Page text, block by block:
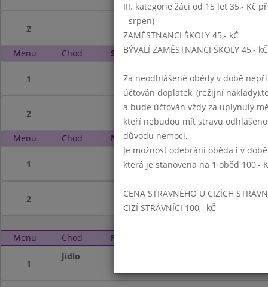
2
Menu Chod Sobota 22. 8. 2020 (11:15 - 14:00)
1
2
Menu Chod Neděle 23. 8. 2020 (11:15 - 14:00)
1
2
Menu Chod Pondělí 24. 8. 2020 (11:15 - 14:00)
1
Jídlo
III. kategorie žáci od 15 let 35,- Kč
- srpen)
ZAMĚSTNANCI ŠKOLY 45,- kČ
BÝVALÍ ZAMĚSTNANCI ŠKOLY 45,- kČ
Za neodhlášené obědy v době
účtován doplatek, (režijní
a bude účtován vždy za uplynulý
kteří nebudou mít stravu
důvodu nemoci.
Je možnost odebrání oběda i v
která je stanovena na 1 oběd 100,-
CENA STRAVNÉHO U CIZÍCH
CIZÍ STRÁVNÍCI 100,- kČ